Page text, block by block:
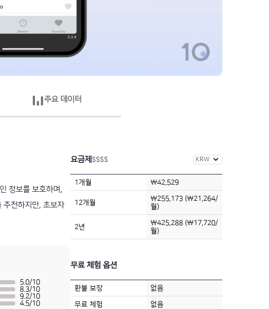
주요 데이터
정보를 보호하며,
추천하지만, 초보자
5.0/10
8.3/10
9.2/10
4.5/10
요금제 $$$$
1개월 ₩42,529
12개월
₩255,173 (₩21,264/
월)
2년
₩425,288 (₩17,720/
월)
무료 체험 옵션
환불 보장
없음
무료 체험
없음